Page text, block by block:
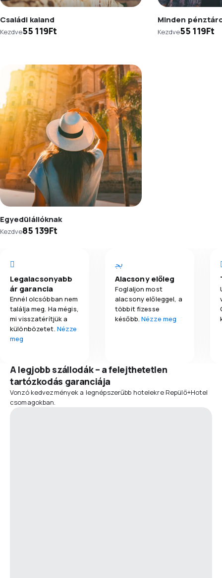
Családi kaland
Kezdve55 119Ft
Minden
Kezdve55 119Ft
Egyedülállóknak
Kezdve85 139Ft
Legalacsonyabb
ár garancia
Ennél olcsóbban nem
találja meg. Ha mégis,
mi visszatérítjük a
különbözetet. Nézze
meg
Alacsony előleg
Foglaljon most
alacsony előleggel, a
többit fizesse
később.Nézze meg
A legjobb szállodák – a felejthetetlen
tartózkodás garanciája
Vonzó kedvezmények a legnépszerűbb hotelekre Repülő+Hotel
csomagokban.